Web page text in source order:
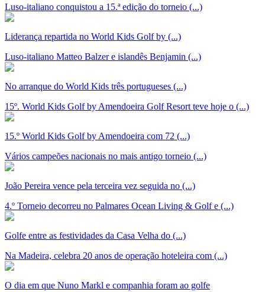
Luso-italiano conquistou a 15.ª edição do torneio (...)
Liderança repartida no World Kids Golf by (...)
Luso-italiano Matteo Balzer e islandês Benjamin (...)
No arranque do World Kids três portugueses (...)
15º. World Kids Golf by Amendoeira Golf Resort teve hoje o (...)
15.º World Kids Golf by Amendoeira com 72 (...)
Vários campeões nacionais no mais antigo torneio (...)
João Pereira vence pela terceira vez seguida no (...)
4.º Torneio decorreu no Palmares Ocean Living & Golf e (...)
Golfe entre as festividades da Casa Velha do (...)
Na Madeira, celebra 20 anos de operação hoteleira com (...)
O dia em que Nuno Markl e companhia foram ao golfe